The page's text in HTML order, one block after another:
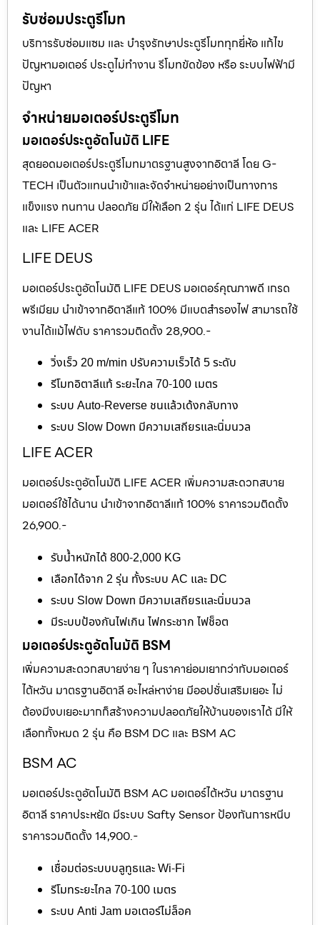
รับซ่อมประตูรีโมท
บริการรับซ่อมแซม และ บำรุงรักษาประตูรีโมททุกยี่ห้อ แก้ไข
ปัญหามอเตอร์ ประตูไม่ทำงาน รีโมทขัดข้อง หรือ ระบบไฟฟ้ามี
ปัญหา
จำหน่ายมอเตอร์ประตูรีโมท
มอเตอร์ประตูอัตโนมัติ LIFE
สุดยอดมอเตอร์ประตูรีโมทมาตรฐานสูงจากอิตาลี โดย G-
TECH เป็นตัวแทนนำเข้าและจัดจำหน่ายอย่างเป็นทางการ
แข็งแรง ทนทาน ปลอดภัย มีให้เลือก 2 รุ่น ได้แก่ LIFE DEUS
และ LIFE ACER
LIFE DEUS
มอเตอร์ประตูอัตโนมัติ LIFE DEUS มอเตอร์คุณภาพดี เกรด
พรีเมียม นำเข้าจากอิตาลีแท้ 100% มีแบตสำรองไฟ สามารถใช้
งานได้แม้ไฟดับ ราคารวมติดตั้ง 28,900.-
วิ่งเร็ว 20 m/min ปรับความเร็วได้ 5 ระดับ
รีโมทอิตาลีแท้ ระยะไกล 70-100 เมตร
ระบบ Auto-Reverse ชนแล้วเด้งกลับทาง
ระบบ Slow Down มีความเสถียรและนิ่มนวล
LIFE ACER
มอเตอร์ประตูอัตโนมัติ LIFE ACER เพิ่มความสะดวกสบาย
มอเตอร์ใช้ได้นาน นำเข้าจากอิตาลีแท้ 100% ราคารวมติดตั้ง
26,900.-
รับน้ำหนักได้ 800-2,000 KG
เลือกได้จาก 2 รุ่น ทั้งระบบ AC และ DC
ระบบ Slow Down มีความเสถียรและนิ่มนวล
มีระบบป้องกันไฟเกิน ไฟกระชาก ไฟช็อต
มอเตอร์ประตูอัตโนมัติ BSM
เพิ่มความสะดวกสบายง่าย ๆ ในราคาย่อมเยากว่ากับมอเตอร์
ไต้หวัน มาตรฐานอิตาลี อะไหล่หาง่าย มีออปชั่นเสริมเยอะ ไม่
ต้องมีงบเยอะมากก็สร้างความปลอดภัยให้บ้านของเราได้ มีให้
เลือกทั้งหมด 2 รุ่น คือ BSM DC และ BSM AC
BSM AC
มอเตอร์ประตูอัตโนมัติ BSM AC มอเตอร์ไต้หวัน มาตรฐาน
อิตาลี ราคาประหยัด มีระบบ Safty Sensor ป้องกันการหนีบ
ราคารวมติดตั้ง 14,900.-
เชื่อมต่อระบบบลูทูธและ Wi-Fi
รีโมทระยะไกล 70-100 เมตร
ระบบ Anti Jam มอเตอร์ไม่ล็อค